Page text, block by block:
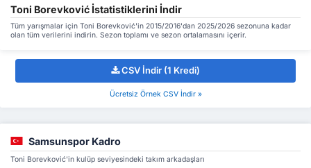
Toni Borevković İstatistiklerini İndir
Tüm yarışmalar için Toni Borevković'in 2015/2016'dan 2025/2026 sezonuna kadar
olan tüm verilerini indirin. Sezon toplamı ve sezon ortalamasını içerir.
CSV İndir (1 Kredi)
Ücretsiz Örnek CSV İndir »
Samsunspor Kadro
Toni Borevković'in kulüp seviyesindeki takım arkadaşları